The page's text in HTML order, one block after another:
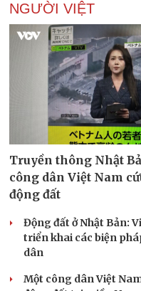
NGƯỜI VIỆT
Truyền thông Nhật
công dân Việt Nam
động đất
Động đất ở Nhật Bản:
triển khai các biện
dân
Một công dân Việt